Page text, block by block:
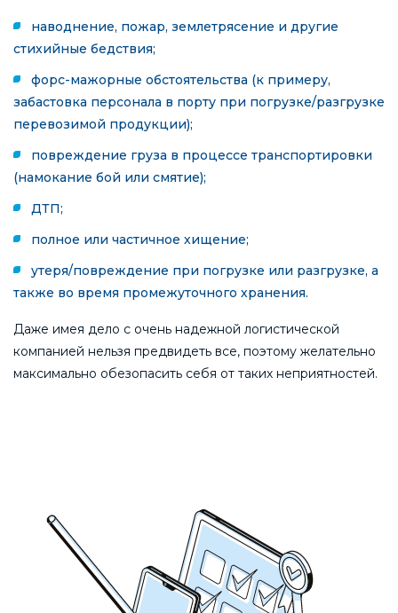
наводнение, пожар, землетрясение и другие
стихийные бедствия;
форс-мажорные обстоятельства (к примеру,
забастовка персонала в порту при погрузке/разгрузке
перевозимой продукции);
повреждение груза в процессе транспортировки
(намокание бой или смятие);
ДТП;
полное или частичное хищение;
утеря/повреждение при погрузке или разгрузке, а
также во время промежуточного хранения.
Даже имея дело с очень надежной логистической
компанией нельзя предвидеть все, поэтому желательно
максимально обезопасить себя от таких неприятностей.